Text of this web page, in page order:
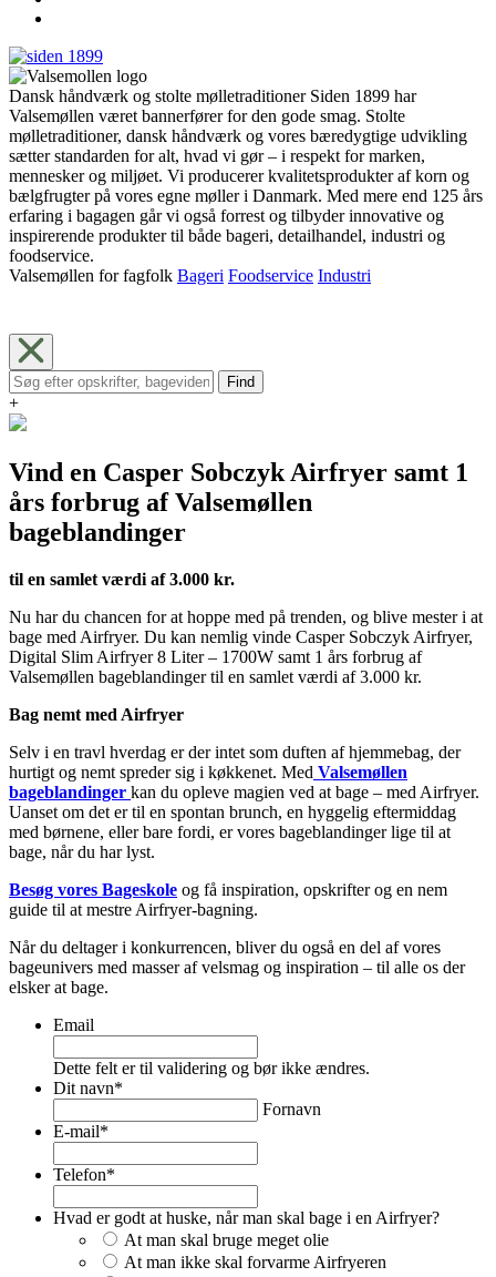
Dansk håndværk og stolte mølletraditioner Siden 1899 har
Valsemøllen været bannerfører for den gode smag. Stolte
mølletraditioner, dansk håndværk og vores bæredygtige udvikling
sætter standarden for alt, hvad vi gør – i respekt for marken,
mennesker og miljøet. Vi producerer kvalitetsprodukter af korn og
bælgfrugter på vores egne møller i Danmark. Med mere end 125 års
erfaring i bagagen går vi også forrest og tilbyder innovative og
inspirerende produkter til både bageri, detailhandel, industri og
foodservice.
Valsemøllen for fagfolk Bageri Foodservice Industri
Find
+
Vind en Casper Sobczyk Airfryer samt 1
års forbrug af Valsemøllen
bageblandinger
til en samlet værdi af 3.000 kr.
Nu har du chancen for at hoppe med på trenden, og blive mester i at
bage med Airfryer. Du kan nemlig vinde Casper Sobczyk Airfryer,
Digital Slim Airfryer 8 Liter – 1700W samt 1 års forbrug af
Valsemøllen bageblandinger til en samlet værdi af 3.000 kr.
Bag nemt med Airfryer
Selv i en travl hverdag er der intet som duften af hjemmebag, der
hurtigt og nemt spreder sig i køkkenet. Med Valsemøllen
bageblandinger kan du opleve magien ved at bage – med Airfryer.
Uanset om det er til en spontan brunch, en hyggelig eftermiddag
med børnene, eller bare fordi, er vores bageblandinger lige til at
bage, når du har lyst.
Besøg vores Bageskole og få inspiration, opskrifter og en nem
guide til at mestre Airfryer-bagning.
Når du deltager i konkurrencen, bliver du også en del af vores
bageunivers med masser af velsmag og inspiration – til alle os der
elsker at bage.
Email
Dette felt er til validering og bør ikke ændres.
Dit navn*
Fornavn
E-mail*
Telefon*
Hvad er godt at huske, når man skal bage i en Airfryer?
At man skal bruge meget olie
At man ikke skal forvarme Airfryeren